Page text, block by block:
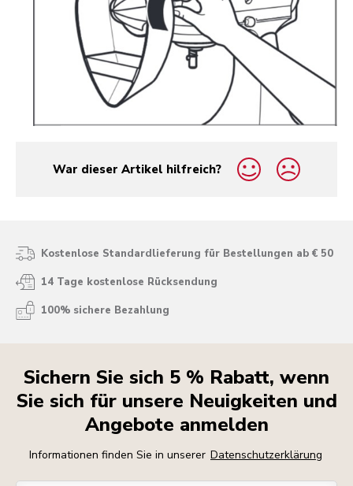
War dieser Artikel hilfreich?
yes
no
Kostenlose Standardlieferung für Bestellungen ab € 50
14 Tage kostenlose Rücksendung
100% sichere Bezahlung
Sichern Sie sich 5 % Rabatt, wenn
Sie sich für unsere Neuigkeiten und
Angebote anmelden
Informationen finden Sie in unserer Datenschutzerklärung